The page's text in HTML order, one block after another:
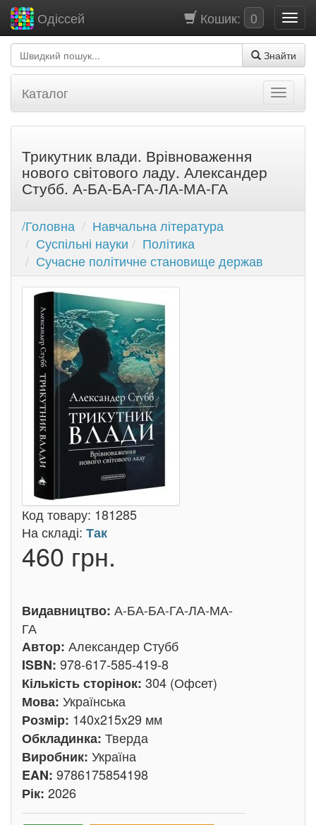
Кошик: 0
Одіссей
Знайти
Каталог
Трикутник влади. Врівноваження
нового світового ладу. Александер
Стубб. А-БА-БА-ГА-ЛА-МА-ГА
/Головна
Навчальна література
Суспільні науки
Політика
Сучасне політичне становище держав
Код товару: 181285
На складі: Так
460 грн.
Видавництво: А-БА-БА-ГА-ЛА-МА-
ГА
Автор: Александер Стубб
ISBN: 978-617-585-419-8
Кількість сторінок: 304 (Офсет)
Мова: Українська
Розмір: 140x215x29 мм
Обкладинка: Тверда
Виробник: Україна
EAN: 9786175854198
Рік: 2026